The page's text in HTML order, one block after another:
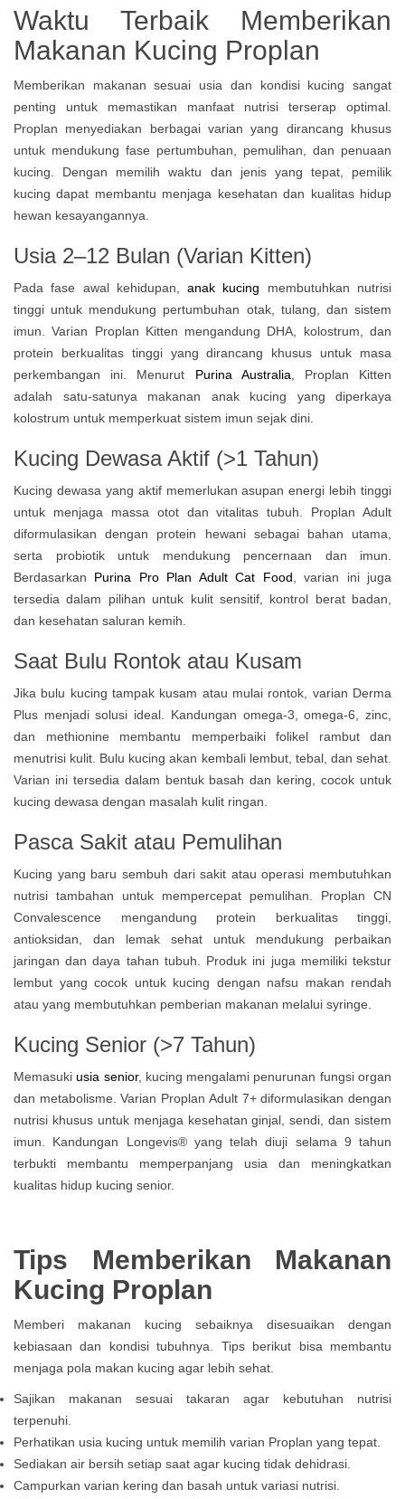
Waktu Terbaik Memberikan
Makanan Kucing Proplan
Memberikan makanan sesuai usia dan kondisi kucing sangat
penting untuk memastikan manfaat nutrisi terserap optimal.
Proplan menyediakan berbagai varian yang dirancang khusus
untuk mendukung fase pertumbuhan, pemulihan, dan penuaan
kucing. Dengan memilih waktu dan jenis yang tepat, pemilik
kucing dapat membantu menjaga kesehatan dan kualitas hidup
hewan kesayangannya.
Usia 2–12 Bulan (Varian Kitten)
Pada fase awal kehidupan,anak kucing membutuhkan nutrisi
tinggi untuk mendukung pertumbuhan otak, tulang, dan sistem
imun. Varian Proplan Kitten mengandung DHA, kolostrum, dan
protein berkualitas tinggi yang dirancang khusus untuk masa
perkembangan ini. Menurut
Purina Australia , Proplan Kitten
adalah satu-satunya makanan anak kucing yang diperkaya
kolostrum untuk memperkuat sistem imun sejak dini.
Kucing Dewasa Aktif (>1 Tahun)
Kucing dewasa yang aktif memerlukan asupan energi lebih tinggi
untuk menjaga massa otot dan vitalitas tubuh. Proplan Adult
diformulasikan dengan protein hewani sebagai bahan utama,
serta probiotik untuk mendukung pencernaan dan imun.
Berdasarkan
Purina Pro Plan Adult Cat Food , varian ini juga
tersedia dalam pilihan untuk kulit sensitif, kontrol berat badan,
dan kesehatan saluran kemih.
Saat Bulu Rontok atau Kusam
Jika bulu kucing tampak kusam atau mulai rontok, varian Derma
Plus menjadi solusi ideal. Kandungan omega-3, omega-6, zinc,
dan methionine membantu memperbaiki folikel rambut dan
menutrisi kulit. Bulu kucing akan kembali lembut, tebal, dan sehat.
Varian ini tersedia dalam bentuk basah dan kering, cocok untuk
kucing dewasa dengan masalah kulit ringan.
Pasca Sakit atau Pemulihan
Kucing yang baru sembuh dari sakit atau operasi membutuhkan
nutrisi tambahan untuk mempercepat pemulihan. Proplan CN
Convalescence mengandung protein berkualitas tinggi,
antioksidan, dan lemak sehat untuk mendukung perbaikan
jaringan dan daya tahan tubuh. Produk ini juga memiliki tekstur
lembut yang cocok untuk kucing dengan nafsu makan rendah
atau yang membutuhkan pemberian makanan melalui syringe.
Kucing Senior (>7 Tahun)
Memasukiusia senior, kucing mengalami penurunan fungsi organ
dan metabolisme. Varian Proplan Adult 7+ diformulasikan dengan
nutrisi khusus untuk menjaga kesehatan ginjal, sendi, dan sistem
imun. Kandungan Longevis® yang telah diuji selama 9 tahun
terbukti membantu memperpanjang usia dan meningkatkan
kualitas hidup kucing senior.
Tips Memberikan Makanan
Kucing Proplan
Memberi makanan kucing sebaiknya disesuaikan dengan
kebiasaan dan kondisi tubuhnya. Tips berikut bisa membantu
menjaga pola makan kucing agar lebih sehat.
Sajikan makanan sesuai takaran agar kebutuhan nutrisi
terpenuhi.
Perhatikan usia kucing untuk memilih varian Proplan yang tepat.
Sediakan air bersih setiap saat agar kucing tidak dehidrasi.
Campurkan varian kering dan basah untuk variasi nutrisi.